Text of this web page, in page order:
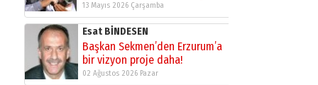
13 Mayıs 2026 Çarşamba
Esat BİNDESEN
Başkan Sekmen’den Erzurum’a
bir vizyon proje daha!
02 Ağustos 2026 Pazar